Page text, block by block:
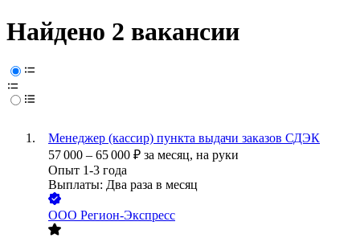
Найдено 2 вакансии
Менеджер (кассир) пункта выдачи заказов СДЭК
57 000 – 65 000 ₽ за месяц, на руки
Опыт 1-3 года
Выплаты: Два раза в месяц
ООО Регион-Экспресс